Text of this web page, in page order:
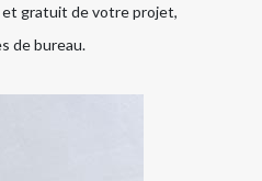
gratuit de votre projet,
de bureau.